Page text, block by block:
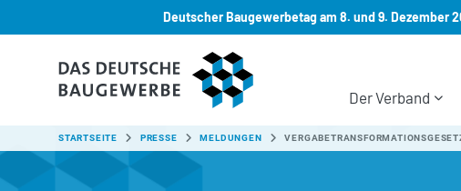
Deutscher Baugewerbetag am 8. und 9. Dezember
Der Verband
SIE SIND HIER:
STARTSEITE PRESSE MELDUNGEN